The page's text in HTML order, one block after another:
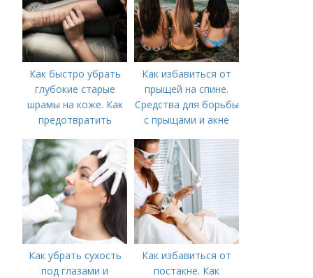
Как быстро убрать
глубокие старые
шрамы на коже. Как
предотвратить
Как избавиться от
прыщей на спине.
Средства для борьбы
с прыщами и акне
Как убрать сухость
под глазами и
Как избавиться от
постакне. Как